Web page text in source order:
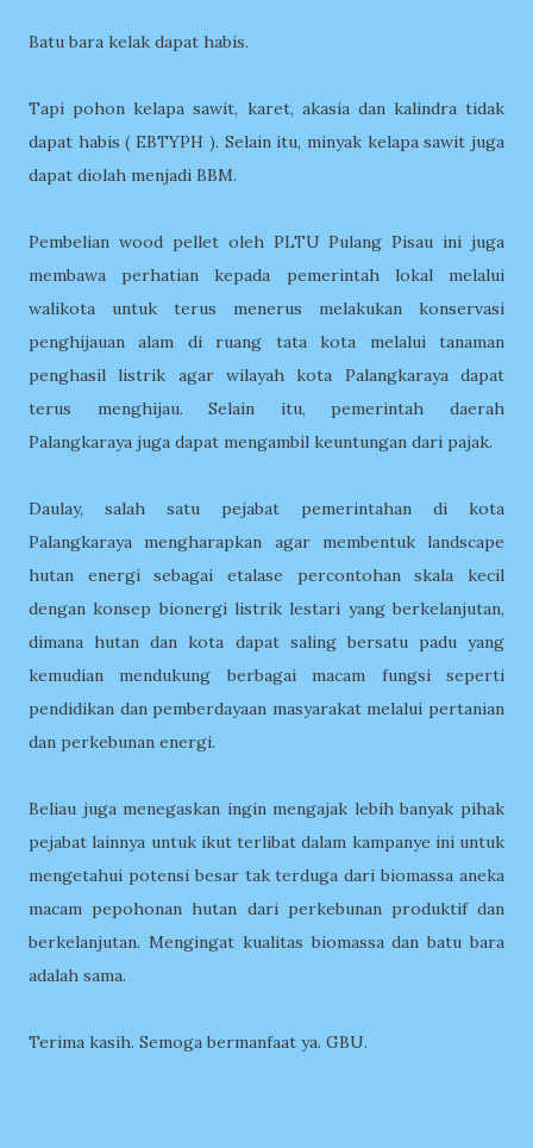
Batu bara kelak dapat habis.
Tapi pohon kelapa sawit, karet, akasia dan kalindra tidak
dapat habis (EBTYPH ). Selain itu, minyak kelapa sawit juga
dapat diolah menjadi BBM.
Pembelian wood pellet oleh PLTU Pulang Pisau ini juga
membawa perhatian kepada pemerintah lokal melalui
walikota untuk terus menerus melakukan konservasi
penghijauan alam di ruang tata kota melalui tanaman
penghasil listrik agar wilayah kota Palangkaraya dapat
terus menghijau. Selain itu, pemerintah daerah
Palangkaraya juga dapat mengambil keuntungan dari pajak.
Daulay, salah satu pejabat pemerintahan di kota
Palangkaraya mengharapkan agar membentuk landscape
hutan energi sebagai etalase percontohan skala kecil
dengan konsep bionergi listrik lestari yang berkelanjutan,
dimana hutan dan kota dapat saling bersatu padu yang
kemudian mendukung berbagai macam fungsi seperti
pendidikan dan pemberdayaan masyarakat melalui pertanian
dan perkebunan energi.
Beliau juga menegaskan ingin mengajak lebih banyak pihak
pejabat lainnya untuk ikut terlibat dalam kampanye ini untuk
mengetahui potensi besar tak terduga dari biomassa aneka
macam pepohonan hutan dari perkebunan produktif dan
berkelanjutan. Mengingat kualitas biomassa dan batu bara
adalah sama.
Terima kasih. Semoga bermanfaat ya. GBU.